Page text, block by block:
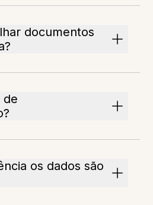
documentos
de
os dados são